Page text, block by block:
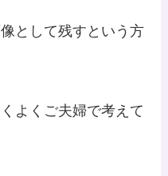
として残すという方
よくご夫婦で考えて